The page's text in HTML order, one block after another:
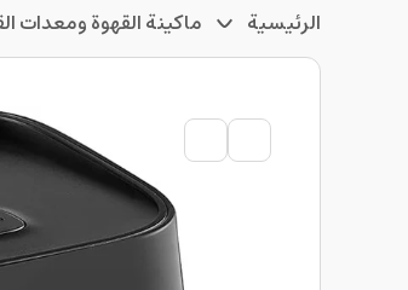
الرئيسية ماكينة القهوة ومعدات